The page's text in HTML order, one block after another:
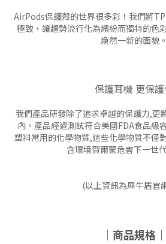
AirPods保護殼的世界很多彩！我們將
極致，讓趨勢流行化為繽紛而獨特的色
煥然一新的面貌。
保護耳機 更保
我們產品研發除了追求卓越的保護力,更
內。產品經過測試符合美國FDA食品級
塑料常用的化學物質,這些化學物質不僅
含環境賀爾蒙危害下一世
(以上資訊為犀牛盾官
｜商品規格｜